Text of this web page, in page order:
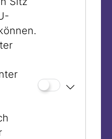
Interviews in
seine
er am Cover des